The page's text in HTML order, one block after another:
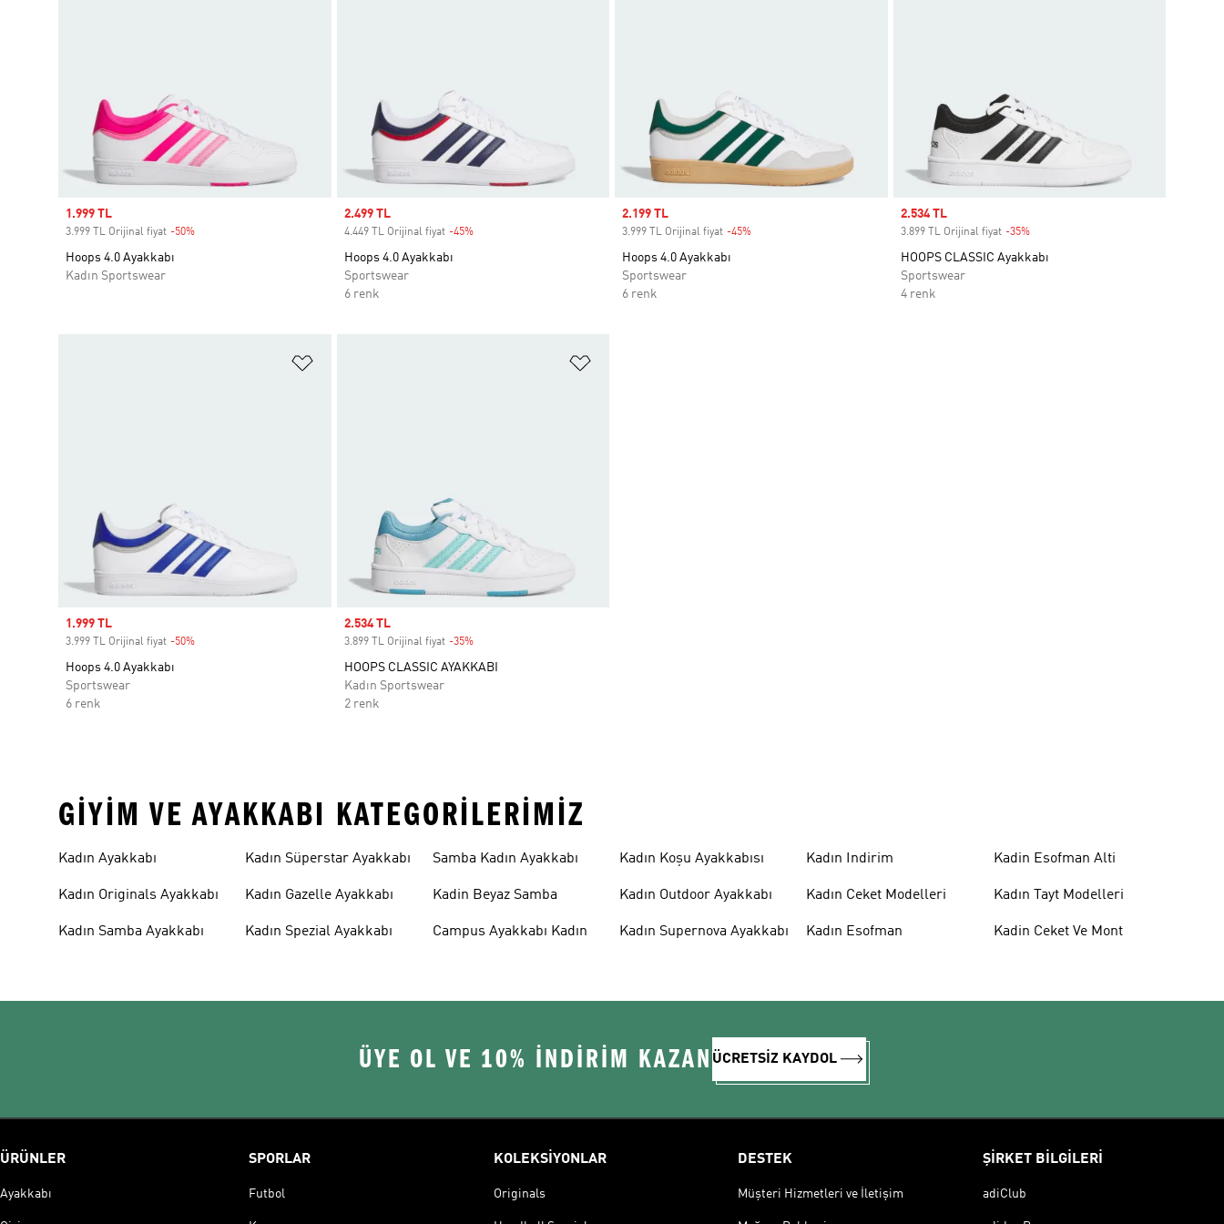
Sale price
1.999 TL
3.999 TL Orijinal fiyat -50%
Hoops 4.0 Ayakkabı
Kadın Sportswear
Sale price
2.499 TL
4.449 TL Orijinal fiyat -45%Discount
Hoops 4.0 Ayakkabı
Sportswear
6 renk
Sale price
2.199 TL
3.999 TL Orijinal fiyat -45%
Hoops 4.0 Ayakkabı
Sportswear
6 renk
Sale price
2.534 TL
3.899 TL Orijinal fiyat -35%Discount
HOOPS CLASSIC Ayakkabı
Sportswear
4 renk
Sale price
1.999 TL
3.999 TL Orijinal fiyat -50%
Hoops 4.0 Ayakkabı
Sportswear
6 renk
Sale price
2.534 TL
3.899 TL Orijinal fiyat -35%Discount
HOOPS CLASSIC AYAKKABI
Kadın Sportswear
2 renk
GIYIM VE AYAKKABI KATEGORILERIMIZ
Kadın Ayakkabı
Kadın Originals Ayakkabı
Kadın Samba Ayakkabı
Kadın Süperstar Ayakkabı
Kadın Gazelle Ayakkabı
Kadın Spezial Ayakkabı
Samba Kadın Ayakkabı
Kadin Beyaz Samba
Campus Ayakkabı Kadın
Kadın Koşu Ayakkabısı
Kadın Outdoor Ayakkabı
Kadın Supernova Ayakkabı
Kadın Indirim
Kadın Ceket Modelleri
Kadın Esofman
Kadin Esofman Alti
Kadın Tayt Modelleri
Kadin Ceket Ve Mont
ÜYE OL VE 10% İNDİRİM KAZAN ÜCRETSİZ KAYDOL
ÜRÜNLER
Ayakkabı
SPORLAR
Futbol
KOLEKSİYONLAR
Originals
DESTEK
Müşteri Hizmetleri ve İletişim
ŞİRKET BİLGİLERİ
adiClub